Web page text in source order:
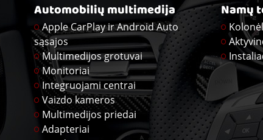
Automobilių multimedija
Apple CarPlay ir Android Auto
sąsajos
Multimedijos grotuvai
Monitoriai
Integruojami centrai
Vaizdo kameros
Multimedijos priedai
Adapteriai
Namų